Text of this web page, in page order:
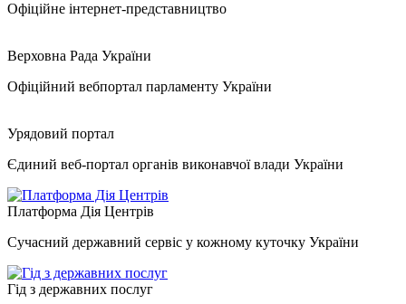
Офіційне інтернет-представництво
Верховна Рада України
Офіційний вебпортал парламенту України
Урядовий портал
Єдиний веб-портал органів виконавчої влади України
Платформа Дія Центрів
Сучасний державний сервіс у кожному куточку України
Гід з державних послуг